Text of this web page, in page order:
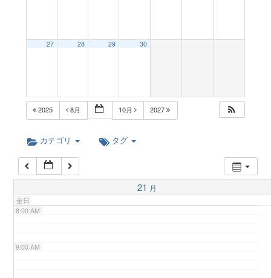
i
27 28 29 30
2025 8月 10月 2027
カテゴリ タグ
21 月
全日
5:00 AM
6:00 AM
7:00 AM
8:00 AM
9:00 AM